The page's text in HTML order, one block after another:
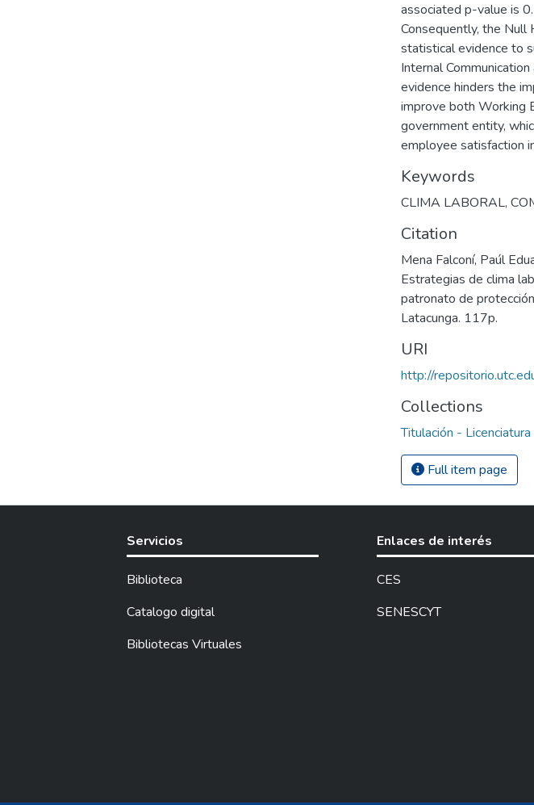
associated p-value is
Consequently, the Null
statistical evidence to
Internal
evidence hinders the
improve both Working
government entity,
employee satisfaction
Keywords
CLIMA LABORAL,
Citation
Mena Falconí, Paúl
Estrategias de clima
patronato de
Latacunga. 117p.
URI
http://
Collections
Titulación -
Full item page
Servicios
Biblioteca
Catalogo digital
Bibliotecas Virtuales
Enlaces de interés
CES
SENESCYT